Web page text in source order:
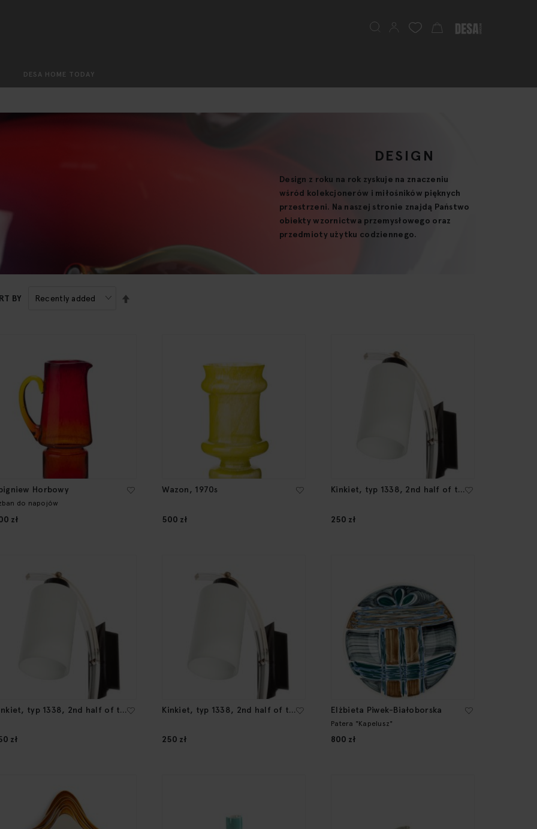
My Cart
Search
DESA HOME TODAY
DESIGN
Design z roku na rok zyskuje na znaczeniu
wśród kolekcjonerów i miłośników pięknych
przestrzeni. Na naszej stronie znajdą Państwo
obiekty wzornictwa przemysłowego oraz
przedmioty użytku codziennego.
BY
Horbowy
do napojów
zł
Wazon, 1970s
500 zł
Kinkiet, typ 1338, 2nd half of the
250 zł
typ 1338, 2nd half of the
zł
Kinkiet, typ 1338, 2nd half of the
250 zł
Elżbieta Piwek-Białoborska
Patera "Kapelusz"
800 zł